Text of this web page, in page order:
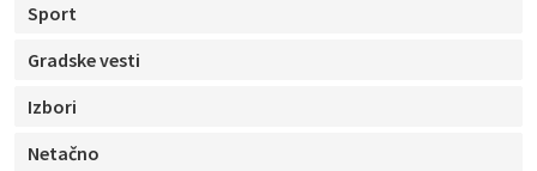
Sport
Gradske vesti
Izbori
Netačno